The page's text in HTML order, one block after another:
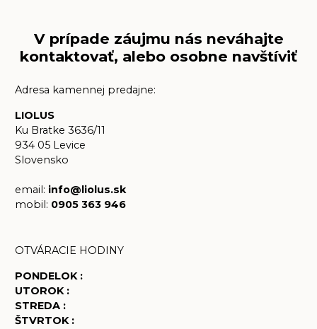
V prípade záujmu nás neváhajte
kontaktovať, alebo osobne navštíviť
Adresa kamennej predajne:
LIOLUS
Ku Bratke 3636/11
934 05 Levice
Slovensko
email: info@liolus.sk
mobil: 0905 363 946
OTVÁRACIE HODINY
PONDELOK :
UTOROK :
STREDA :
ŠTVRTOK :